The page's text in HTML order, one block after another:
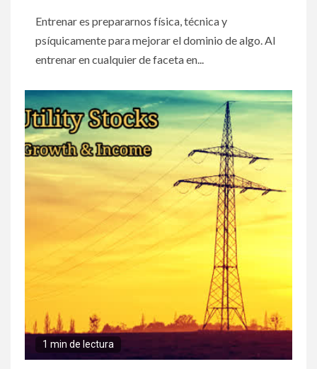
Entrenar es prepararnos física, técnica y
psíquicamente para mejorar el dominio de algo. Al
entrenar en cualquier de faceta en...
1 min de lectura